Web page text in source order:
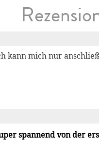
kann mich nur
spannend von der